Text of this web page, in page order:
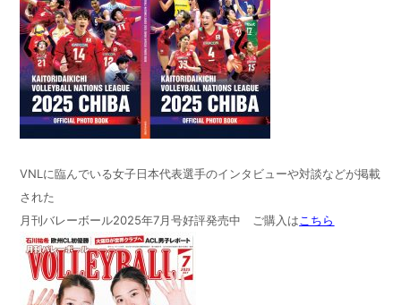
VNLに臨んでいる女子日本代表選手のインタビューや対談などが掲載
された
月刊バレーボール2025年7月号好評発売中 ご購入は こちら